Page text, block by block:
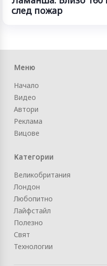
след пожар
Меню
Начало
Видео
Автори
Реклама
Вицове
Категории
Великобритания
Лондон
Любопитно
Лайфстайл
Полезно
Свят
Технологии